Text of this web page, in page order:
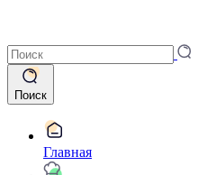
Поиск
Главная